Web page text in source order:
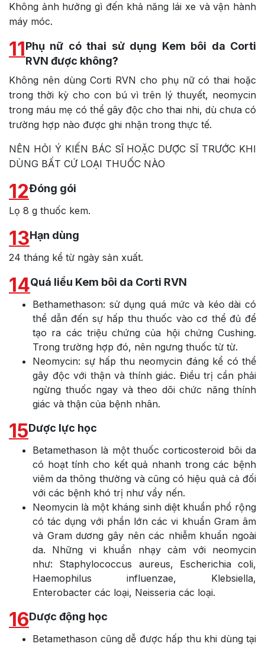
Không ảnh hưởng gì đến khả năng lái xe và vận hành
máy móc.
11Phụ nữ có thai sử dụng Kem bôi da Corti
RVN được không?
Không nên dùng Corti RVN cho phụ nữ có thai hoặc
trong thời kỳ cho con bú vì trên lý thuyết, neomycin
trong máu mẹ có thể gây độc cho thai nhi, dù chưa có
trường hợp nào được ghi nhận trong thực tế.
NÊN HỎI Ý KIẾN BÁC SĨ HOẶC DƯỢC SĨ TRƯỚC KHI
DÙNG BẤT CỨ LOẠI THUỐC NÀO
12Đóng gói
Lọ 8 g thuốc kem.
13Hạn dùng
24 tháng kể từ ngày sản xuất.
14Quá liều Kem bôi da Corti RVN
Bethamethason: sử dụng quá mức và kéo dài có
thể dẫn đến sự hấp thu thuốc vào cơ thể đủ để
tạo ra các triệu chứng của hội chứng Cushing.
Trong trường hợp đó, nên ngưng thuốc từ từ.
Neomycin: sự hấp thu neomycin đáng kể có thể
gây độc với thận và thính giác. Điều trị cần phải
ngừng thuốc ngay và theo dõi chức năng thính
giác và thận của bệnh nhân.
15Dược lực học
Betamethason là một thuốc corticosteroid bôi da
có hoạt tính cho kết quả nhanh trong các bệnh
viêm da thông thường và cũng có hiệu quả cả đối
với các bệnh khó trị như vẩy nến.
Neomycin là một kháng sinh diệt khuẩn phổ rộng
có tác dụng với phần lớn các vi khuẩn Gram âm
và Gram dương gây nên các nhiễm khuẩn ngoài
da. Những vi khuẩn nhạy cảm với neomycin
như: Staphylococcus aureus, Escherichia coli,
Haemophilus influenzae, Klebsiella,
Enterobacter các loại, Neisseria các loại.
16Dược động học
Betamethason cũng dễ được hấp thu khi dùng tại